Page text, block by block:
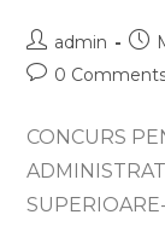
admin
0
CONCURS